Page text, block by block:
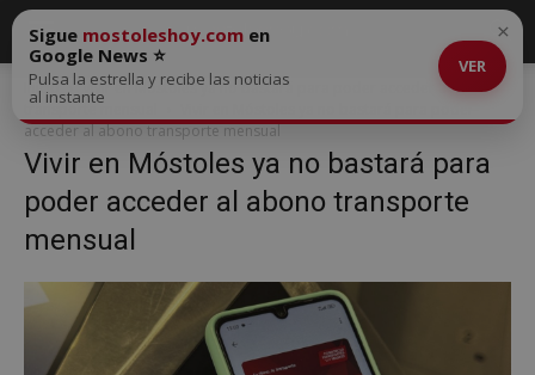
Inicio
Vivir en Móstoles ya no bastará para poder acceder al abono
transporte mensual
acceder al abono transporte mensual
Vivir en Móstoles ya no bastará para
poder acceder al abono transporte
mensual
Sigue mostoleshoy.com en
Google News ⭐
Pulsa la estrella y recibe las noticias
al instante
VER
×